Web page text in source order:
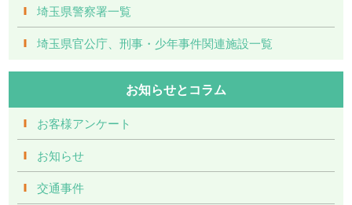
埼玉県警察署一覧
埼玉県官公庁、刑事・少年事件関連施設一覧
お知らせとコラム
お客様アンケート
お知らせ
交通事件